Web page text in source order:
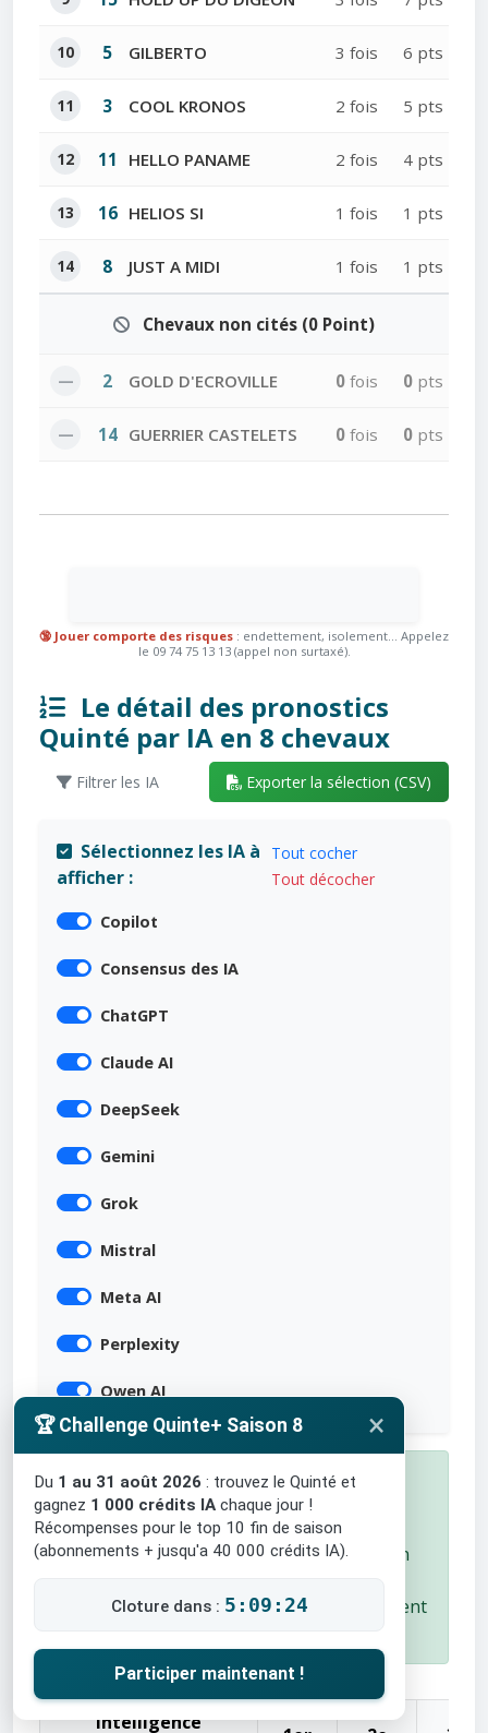
10 5 GILBERTO 3 fois 6 pts
11 3 COOL KRONOS 2 fois 5 pts
12 11 HELLO PANAME 2 fois 4 pts
13 16 HELIOS SI 1 fois 1 pts
14 8 JUST A MIDI 1 fois 1 pts
Chevaux non cités (0 Point)
— 2 GOLD D'ECROVILLE 0 fois 0 pts
— 14 GUERRIER CASTELETS 0 fois 0 pts
🔞 Jouer comporte des risques : endettement, isolement... Appelez
le 09 74 75 13 13 (appel non surtaxé).
Le détail des pronostics
Quinté par IA en 8 chevaux
Filtrer les IA Exporter la sélection (CSV)
Sélectionnez les IA à
afficher :
Tout cocher
Tout décocher
Copilot
Consensus des IA
ChatGPT
Claude AI
DeepSeek
Gemini
Grok
Mistral
Meta AI
Perplexity
Qwen AI
✅ Course Terminée !
Arrivée : 4 - 8 - 14 - 1 - 9
Les chevaux à l'arrivée sont surlignés en
Consultez les scores du jour et le classement
Intelligence
🏆 Challenge Quinte+ Saison 8 ×
Du 1 au 31 août 2026 : trouvez le Quinté et
gagnez 1 000 crédits IA chaque jour !
Récompenses pour le top 10 fin de saison
(abonnements + jusqu'a 40 000 crédits IA).
Cloture dans : 5:09:23
Participer maintenant !